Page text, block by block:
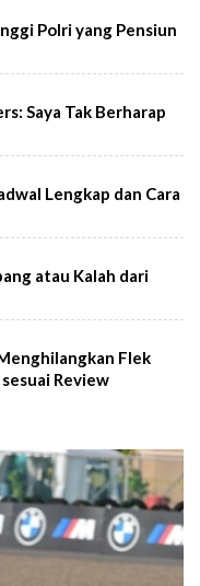
Polri yang Pensiun
Saya Tak Berharap
Lengkap dan Cara
atau Kalah dari
Flek
Review